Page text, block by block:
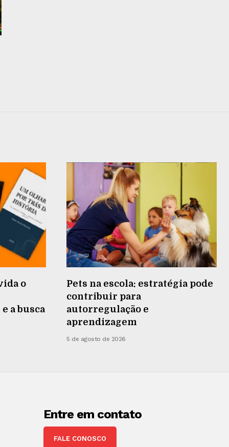
o
a busca
Pets na escola: estratégia pode
contribuir para
autorregulação e
aprendizagem
5 de agosto de 2026
Entre em contato
FALE CONOSCO